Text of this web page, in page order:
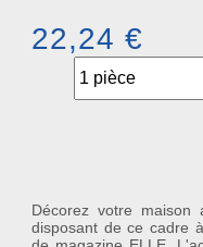
22,24 €
Décorez votre maison
disposant de ce cadre